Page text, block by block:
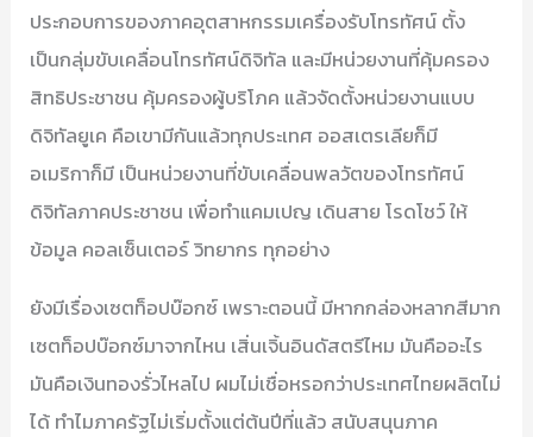
ประกอบการของภาคอุตสาหกรรมเครื่องรับโทรทัศน์ ตั้ง
เป็นกลุ่มขับเคลื่อนโทรทัศน์ดิจิทัล และมีหน่วยงานที่คุ้มครอง
สิทธิประชาชน คุ้มครองผู้บริโภค แล้วจัดตั้งหน่วยงานแบบ
ดิจิทัลยูเค คือเขามีกันแล้วทุกประเทศ ออสเตรเลียก็มี
อเมริกาก็มี เป็นหน่วยงานที่ขับเคลื่อนพลวัตของโทรทัศน์
ดิจิทัลภาคประชาชน เพื่อทำแคมเปญ เดินสาย โรดโชว์ ให้
ข้อมูล คอลเซ็นเตอร์ วิทยากร ทุกอย่าง
ยังมีเรื่องเซตท็อปบ๊อกซ์ เพราะตอนนี้ มีหากกล่องหลากสีมาก
เซตท็อปบ๊อกซ์มาจากไหน เสิ่นเจิ้นอินดัสตรีไหม มันคืออะไร
มันคือเงินทองรั่วไหลไป ผมไม่เชื่อหรอกว่าประเทศไทยผลิตไม่
ได้ ทำไมภาครัฐไม่เริ่มตั้งแต่ต้นปีที่แล้ว สนับสนุนภาค